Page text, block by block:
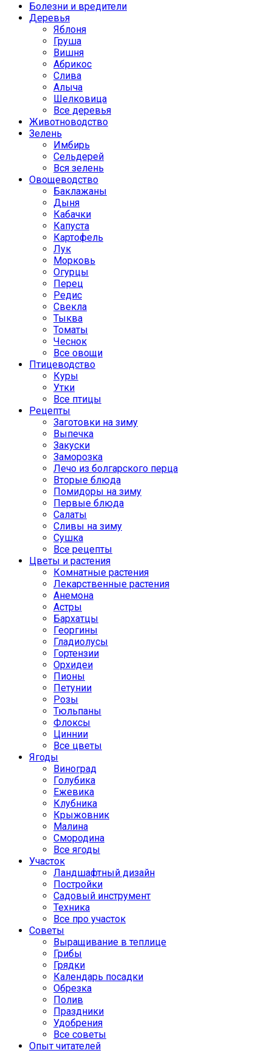
Болезни и вредители
Деревья
Яблоня
Груша
Вишня
Абрикос
Слива
Алыча
Шелковица
Все деревья
Животноводство
Зелень
Имбирь
Сельдерей
Вся зелень
Овощеводство
Баклажаны
Дыня
Кабачки
Капуста
Картофель
Лук
Морковь
Огурцы
Перец
Редис
Свекла
Тыква
Томаты
Чеснок
Все овощи
Птицеводство
Куры
Утки
Все птицы
Рецепты
Заготовки на зиму
Выпечка
Закуски
Заморозка
Лечо из болгарского перца
Вторые блюда
Помидоры на зиму
Первые блюда
Салаты
Сливы на зиму
Сушка
Все рецепты
Цветы и растения
Комнатные растения
Лекарственные растения
Анемона
Астры
Бархатцы
Георгины
Гладиолусы
Гортензии
Орхидеи
Пионы
Петунии
Розы
Тюльпаны
Флоксы
Циннии
Все цветы
Ягоды
Виноград
Голубика
Ежевика
Клубника
Крыжовник
Малина
Смородина
Все ягоды
Участок
Ландшафтный дизайн
Постройки
Садовый инструмент
Техника
Все про участок
Советы
Выращивание в теплице
Грибы
Грядки
Календарь посадки
Обрезка
Полив
Праздники
Удобрения
Все советы
Опыт читателей